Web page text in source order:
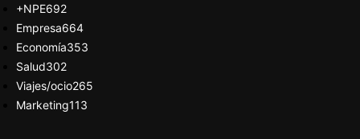
+NPE692
Empresa664
Economía353
Salud302
Viajes/ocio265
Marketing113